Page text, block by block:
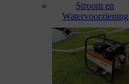
Stroom en
Watervoorziening